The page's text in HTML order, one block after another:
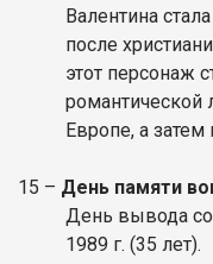
Валентина
после
этот персонаж
романтической
Европе, а
15 – День памяти
День вывода
1989 г. (35 лет).